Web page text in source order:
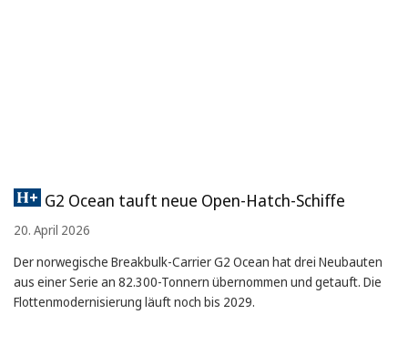
G2 Ocean tauft neue Open-Hatch-Schiffe
20. April 2026
Der norwegische Breakbulk-Carrier G2 Ocean hat drei Neubauten
aus einer Serie an 82.300-Tonnern übernommen und getauft. Die
Flottenmodernisierung läuft noch bis 2029.